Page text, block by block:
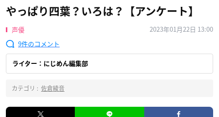
やっぱり四葉？いろは？【アンケート】
声優
2023年01月22日 13:00
9
ライター：にじめん編集部
カテゴリ : 佐倉綾音